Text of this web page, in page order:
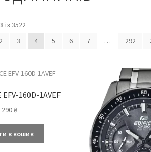
із 3522
2 3 4 5 6 7 … 292
EFV-160D-1AVEF
290₴
в кошик